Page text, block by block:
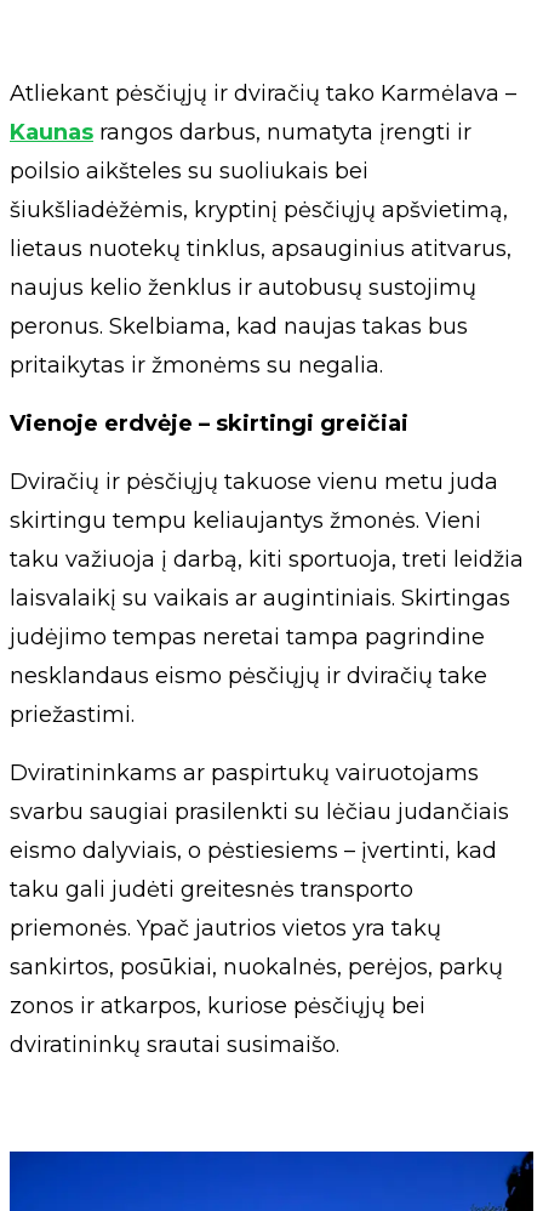
Atliekant pėsčiųjų ir dviračių tako Karmėlava –
Kaunas rangos darbus, numatyta įrengti ir
poilsio aikšteles su suoliukais bei
šiukšliadėžėmis, kryptinį pėsčiųjų apšvietimą,
lietaus nuotekų tinklus, apsauginius atitvarus,
naujus kelio ženklus ir autobusų sustojimų
peronus. Skelbiama, kad naujas takas bus
pritaikytas ir žmonėms su negalia.
Vienoje erdvėje – skirtingi greičiai
Dviračių ir pėsčiųjų takuose vienu metu juda
skirtingu tempu keliaujantys žmonės. Vieni
taku važiuoja į darbą, kiti sportuoja, treti leidžia
laisvalaikį su vaikais ar augintiniais. Skirtingas
judėjimo tempas neretai tampa pagrindine
nesklandaus eismo pėsčiųjų ir dviračių take
priežastimi.
Dviratininkams ar paspirtukų vairuotojams
svarbu saugiai prasilenkti su lėčiau judančiais
eismo dalyviais, o pėstiesiems – įvertinti, kad
taku gali judėti greitesnės transporto
priemonės. Ypač jautrios vietos yra takų
sankirtos, posūkiai, nuokalnės, perėjos, parkų
zonos ir atkarpos, kuriose pėsčiųjų bei
dviratininkų srautai susimaišo.